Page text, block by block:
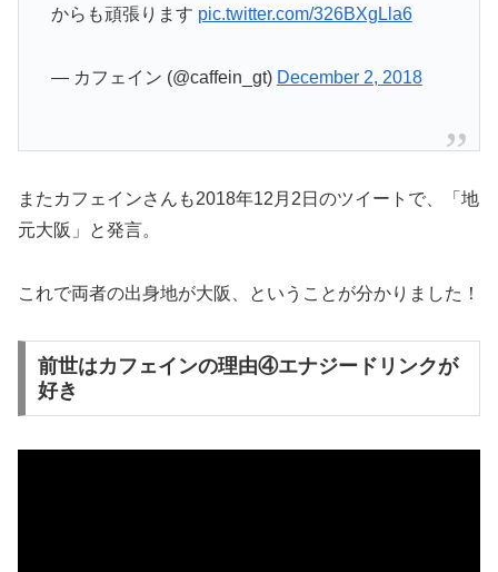
からも頑張ります pic.twitter.com/326BXgLla6
— カフェイン (@caffein_gt) December 2, 2018
またカフェインさんも2018年12月2日のツイートで、「地
元大阪」と発言。
これで両者の出身地が大阪、ということが分かりました！
前世はカフェインの理由④エナジードリンクが
好き